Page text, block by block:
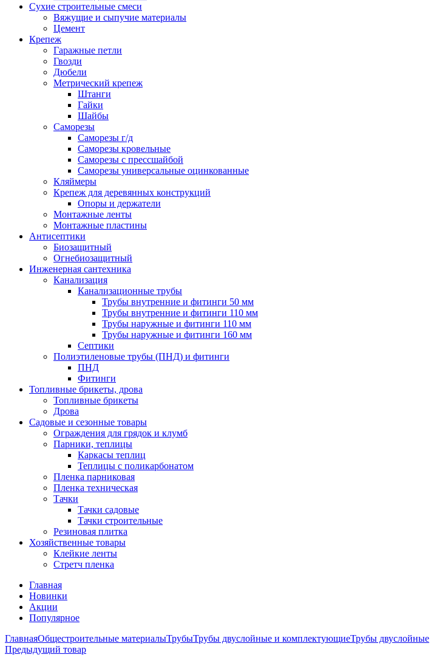
Сухие строительные смеси
Вяжущие и сыпучие материалы
Цемент
Крепеж
Гаражные петли
Гвозди
Дюбели
Метрический крепеж
Штанги
Гайки
Шайбы
Саморезы
Саморезы г/д
Саморезы кровельные
Саморезы с прессшайбой
Саморезы универсальные оцинкованные
Кляймеры
Крепеж для деревянных конструкций
Опоры и держатели
Монтажные ленты
Монтажные пластины
Антисептики
Биозащитный
Огнебиозащитный
Инженерная сантехника
Канализация
Канализационные трубы
Трубы внутренние и фитинги 50 мм
Трубы внутренние и фитинги 110 мм
Трубы наружные и фитинги 110 мм
Трубы наружные и фитинги 160 мм
Септики
Полиэтиленовые трубы (ПНД) и фитинги
ПНД
Фитинги
Топливные брикеты, дрова
Топливные брикеты
Дрова
Садовые и сезонные товары
Ограждения для грядок и клумб
Парники, теплицы
Каркасы теплиц
Теплицы с поликарбонатом
Пленка парниковая
Пленка техническая
Тачки
Тачки садовые
Тачки строительные
Резиновая плитка
Хозяйственные товары
Клейкие ленты
Стретч пленка
Главная
Новинки
Акции
Популярное
ГлавнаяОбщестроительные материалыТрубыТрубы двуслойные и комплектующиеТрубы двуслойные
Предыдущий товар